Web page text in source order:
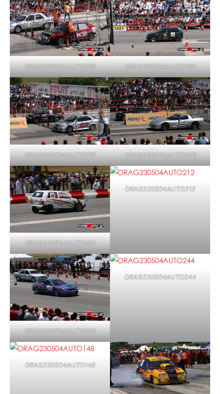
DRAG230504AUTO308 DRAG230504AUTO292
DRAG230504AUTO276 DRAG230504AUTO260
DRAG230504AUTO196
DRAG230504AUTO212
DRAG230504AUTO228
DRAG230504AUTO244
DRAG230504AUTO148